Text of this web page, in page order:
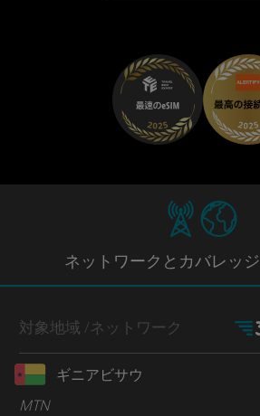
ネットワークとカバレッジ
対象地域 /ネットワーク
ギニアビサウ
MTN